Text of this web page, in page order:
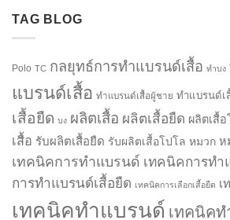
TAG BLOG
Polo TC กลยุทธ์การทำแบรนด์เสื้อ ทำบง
แบรนด์เสื้อ ทำแบรนด์เสื้อผู้ชาย ทำแบรนด์เ
เสื้อยืด บง ผลิตเสื้อ ผลิตเสื้อยืด ผลิตเสื้อ
เสื้อ รับผลิตเสื้อยืด รับผลิตเสื้อโปโล หมวก ห
เทคนิคการทำแบรนด์ เทคนิคการทำ
การทำแบรนด์เสื้อยืด เทคนิคการเลือกเสื้อยืด เ
เทคนิคทำแบรนด์ เทคนิค